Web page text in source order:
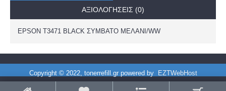
ΑΞΙΟΛΟΓΉΣΕΙΣ (0)
EPSON T3471 BLACK ΣΥΜΒΑΤΟ ΜΕΛΑΝΙ/WW
Copyright © 2022, tonerrefill.gr powered by EZTWebHost